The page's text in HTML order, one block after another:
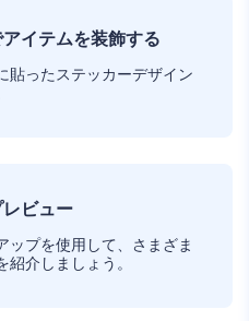
イテムを装飾する
貼ったステッカーデザイン
ビュー
ップを使用して、さまざま
介しましょう。